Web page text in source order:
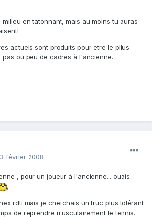
en tatonnant, mais au moins tu auras
actuels sont produits pour etre le pllus
pas ou peu de cadres à l'ancienne.
février 2008
, pour un joueur à l'ancienne... ouais
rdti mais je cherchais un truc plus tolérant
de reprendre musculairement le tennis.